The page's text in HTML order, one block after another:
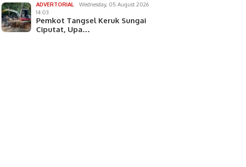
ADVERTORIAL
Wednesday, 05 August 2026
14:03
Pemkot Tangsel Keruk Sungai
Ciputat, Upa…